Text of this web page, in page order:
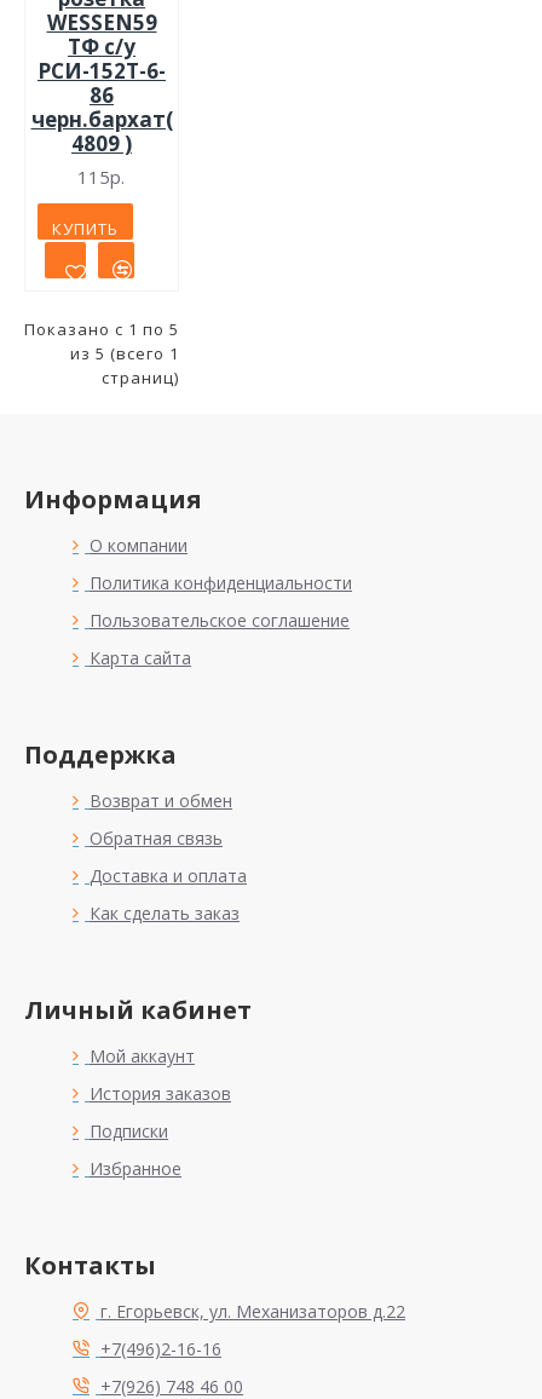
WESSEN59
ТФ с/у
РСИ-152Т-6-
86
черн.бархат(
4809 )
115р.
КУПИТЬ
Показано с 1 по 5
из 5 (всего 1
страниц)
Информация
О компании
Политика конфиденциальности
Пользовательское соглашение
Карта сайта
Поддержка
Возврат и обмен
Обратная связь
Доставка и оплата
Как сделать заказ
Личный кабинет
Мой аккаунт
История заказов
Подписки
Избранное
Контакты
г. Егорьевск, ул. Механизаторов д.22
+7(496)2-16-16
+7(926) 748 46 00